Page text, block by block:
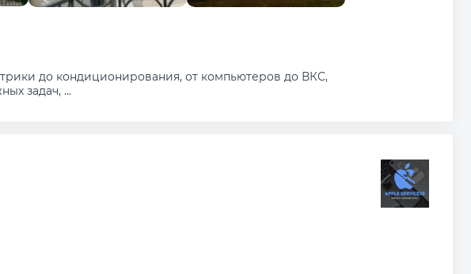
до кондиционирования, от компьютеров до ВКС,
задач, ...